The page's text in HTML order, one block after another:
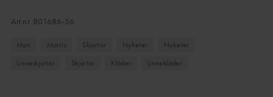
Art.nr. 801686-56
Man Morris Skjortor Nyheter
Nyheter
Linneskjortor
Skjortor Kläder Linnekläder